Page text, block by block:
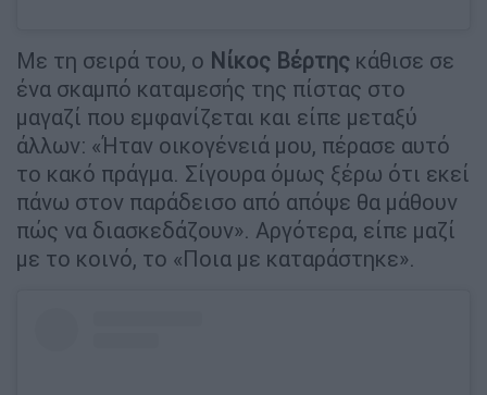
Με τη σειρά του, ο Νίκος Βέρτης κάθισε σε
ένα σκαμπό καταμεσής της πίστας στο
μαγαζί που εμφανίζεται και είπε μεταξύ
άλλων: «Ήταν οικογένειά μου, πέρασε αυτό
το κακό πράγμα. Σίγουρα όμως ξέρω ότι εκεί
πάνω στον παράδεισο από απόψε θα μάθουν
πώς να διασκεδάζουν». Αργότερα, είπε μαζί
με το κοινό, το «Ποια με καταράστηκε».